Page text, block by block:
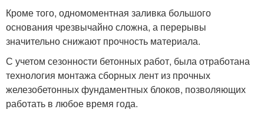
Кроме того, одномоментная заливка большого
основания чрезвычайно сложна, а перерывы
значительно снижают прочность материала.
С учетом сезонности бетонных работ, была отработана
технология монтажа сборных лент из прочных
железобетонных фундаментных блоков, позволяющих
работать в любое время года.